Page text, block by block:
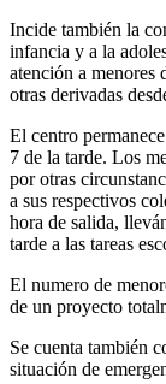
Incide también la
infancia y a la
atención a menores
otras derivadas
El centro
7 de la tarde. Los
por otras
a sus respectivos
hora de salida,
tarde a las tareas
El numero de
de un proyecto
Se cuenta también
situación de